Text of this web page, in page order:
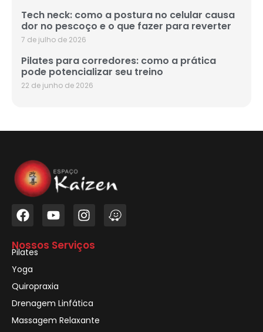
Tech neck: como a postura no celular causa
dor no pescoço e o que fazer para reverter
7 de julho de 2026
Pilates para corredores: como a prática
pode potencializar seu treino
22 de junho de 2026
Nossos Serviços
Pilates
Yoga
Quiropraxia
Drenagem Linfática
Massagem Relaxante